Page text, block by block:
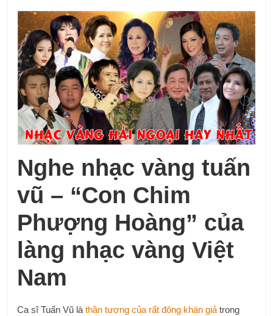
Nghe nhạc vàng tuấn
vũ – “Con Chim
Phượng Hoàng” của
làng nhạc vàng Việt
Nam
Ca sĩ Tuấn Vũ làthần tượng của rất đông khán giả trong